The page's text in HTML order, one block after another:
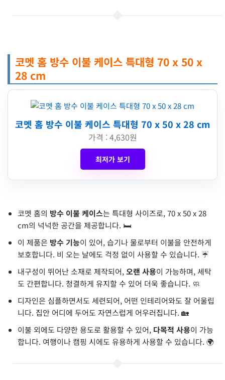
코멧 홈 방수 이불 케이스 특대형 70 x 50 x
28 cm
코멧 홈 방수 이불 케이스 특대형 70 x 50 x 28 cm
가격 : 4,630원
최저가 보기
코멧 홈의 방수 이불 케이스는 특대형 사이즈로, 70 x 50 x 28
cm의 넉넉한 공간을 제공합니다. 🛏️
이 제품은 방수 기능이 있어, 습기나 물로부터 이불을 안전하게
보호합니다. 비 오는 날에도 걱정 없이 사용할 수 있습니다. ☔
내구성이 뛰어난 소재로 제작되어,오랜 사용이 가능하며, 세탁
도 간편합니다. 청결하게 유지할 수 있어 더욱 좋습니다. 🧼
디자인은 심플하면서도 세련되어, 어떤 인테리어와도 잘 어울립
니다. 집안 어디에 두어도 자연스럽게 어우러집니다. 🏡
이불 외에도 다양한 용도로 활용할 수 있어, 다목적 사용이 가능
합니다. 여행이나 캠핑 시에도 유용하게 사용할 수 있습니다. 🌍